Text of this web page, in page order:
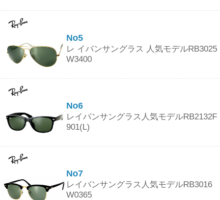
No5
レ イバンサングラス 人気モデルRB3025
W3400
No6
レイバンサングラス人気モデルRB2132F
901(L)
No7
レイバンサングラス人気モデルRB3016
W0365